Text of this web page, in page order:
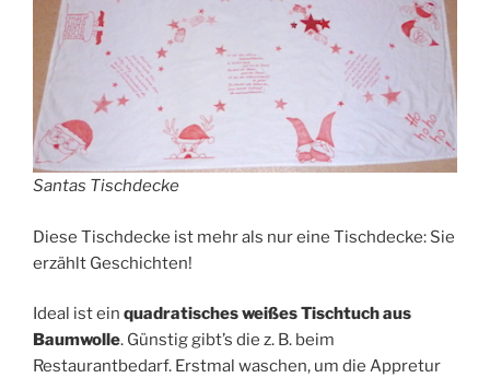
Santas Tischdecke
Diese Tischdecke ist mehr als nur eine Tischdecke: Sie
erzählt Geschichten!
Ideal ist ein quadratisches weißes Tischtuch aus
Baumwolle. Günstig gibt’s die z. B. beim
Restaurantbedarf. Erstmal waschen, um die Appretur